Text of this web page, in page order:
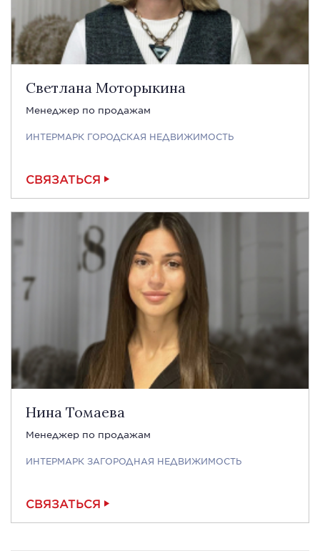
Светлана Моторыкина
Менеджер по продажам
ИНТЕРМАРК ГОРОДСКАЯ НЕДВИЖИМОСТЬ
СВЯЗАТЬСЯ
Нина Томаева
Менеджер по продажам
ИНТЕРМАРК ЗАГОРОДНАЯ НЕДВИЖИМОСТЬ
СВЯЗАТЬСЯ